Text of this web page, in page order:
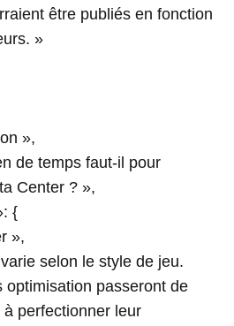
être publiés en fonction
»
»,
de temps faut-il pour
Center ? »,
{
»,
selon le style de jeu.
optimisation passeront de
perfectionner leur